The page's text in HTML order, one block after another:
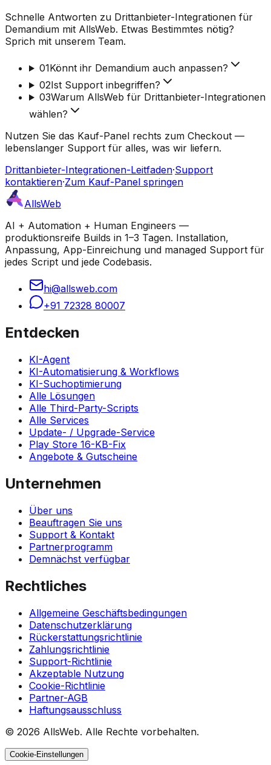
Schnelle Antworten zu Drittanbieter-Integrationen für
Demandium mit AllsWeb. Etwas Bestimmtes nötig?
Sprich mit unserem Team.
01Könnt ihr Demandium auch anpassen?
02Ist Support inbegriffen?
03Warum AllsWeb für Drittanbieter-Integrationen
wählen?
Nutzen Sie das Kauf-Panel rechts zum Checkout —
lebenslanger Support für alles, was wir liefern.
Drittanbieter-Integrationen-Leitfaden·Support
kontaktieren·Zum Kauf-Panel springen
AllsWeb
AI + Automation + Human Engineers —
produktionsreife Builds in 1–3 Tagen. Installation,
Anpassung, App-Einreichung und managed Support für
jedes Script und jede Codebasis.
hi@allsweb.com
+91 72328 80007
Entdecken
KI-Agent
KI-Automatisierung & Workflows
KI-Suchoptimierung
Alle Lösungen
Alle Third-Party-Scripts
Alle Services
Update- / Upgrade-Service
Play Store 16-KB-Fix
Angebote & Gutscheine
Unternehmen
Über uns
Beauftragen Sie uns
Support & Kontakt
Partnerprogramm
Demnächst verfügbar
Rechtliches
Allgemeine Geschäftsbedingungen
Datenschutzerklärung
Rückerstattungsrichtlinie
Zahlungsrichtlinie
Support-Richtlinie
Akzeptable Nutzung
Cookie-Richtlinie
Partner-AGB
Haftungsausschluss
© 2026 AllsWeb. Alle Rechte vorbehalten.
Cookie-Einstellungen